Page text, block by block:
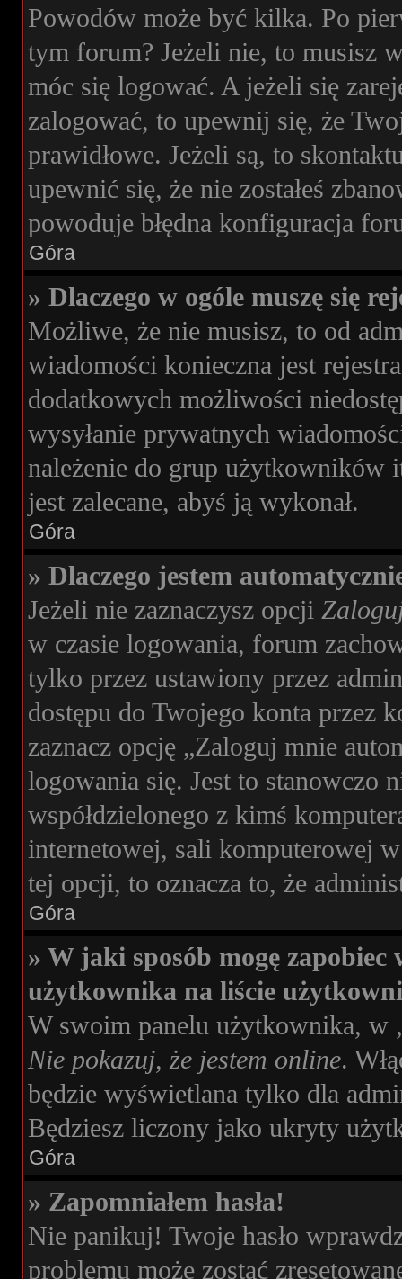
Powodów może być kilka. Po
tym forum? Jeżeli nie, to musisz
móc się logować. A jeżeli się
zalogować, to upewnij się, że
prawidłowe. Jeżeli są, to
upewnić się, że nie zostałeś
powoduje błędna konfiguracja
Góra
» Dlaczego w ogóle muszę się
Możliwe, że nie musisz, to od
wiadomości konieczna jest
dodatkowych możliwości
wysyłanie prywatnych
należenie do grup użytkowników
jest zalecane, abyś ją wykonał.
Góra
» Dlaczego jestem
Jeżeli nie zaznaczysz opcji
w czasie logowania, forum
tylko przez ustawiony przez
dostępu do Twojego konta przez
zaznacz opcję „Zaloguj mnie
logowania się. Jest to stanowczo
współdzielonego z kimś
internetowej, sali komputerowej
tej opcji, to oznacza to, że
Góra
» W jaki sposób mogę
użytkownika na liście
W swoim panelu użytkownika, w
Nie pokazuj, że jestem online.
będzie wyświetlana tylko dla
Będziesz liczony jako ukryty
Góra
» Zapomniałem hasła!
Nie panikuj! Twoje hasło
problemu może zostać